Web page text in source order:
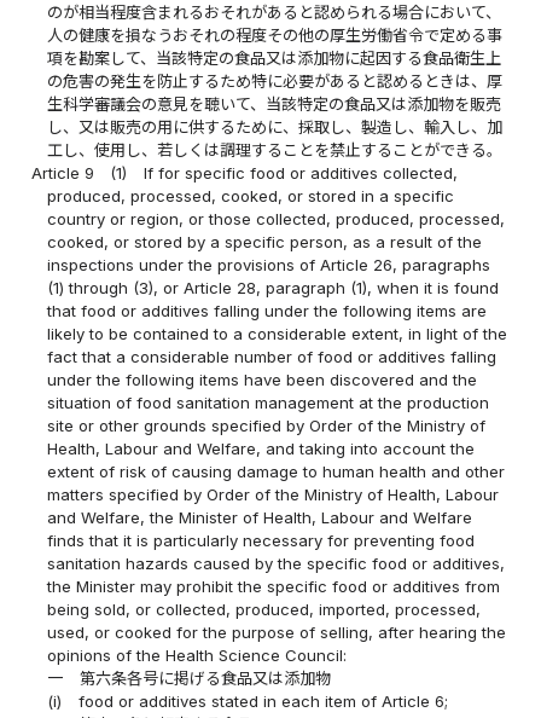
のが相当程度含まれるおそれがあると認められる場合において、
人の健康を損なうおそれの程度その他の厚生労働省令で定める事
項を勘案して、当該特定の食品又は添加物に起因する食品衛生上
の危害の発生を防止するため特に必要があると認めるときは、厚
生科学審議会の意見を聴いて、当該特定の食品又は添加物を販売
し、又は販売の用に供するために、採取し、製造し、輸入し、加
工し、使用し、若しくは調理することを禁止することができる。
Article 9
(1)
If for specific food or additives collected,
produced, processed, cooked, or stored in a specific
country or region, or those collected, produced, processed,
cooked, or stored by a specific person, as a result of the
inspections under the provisions of Article 26, paragraphs
(1) through (3), or Article 28, paragraph (1), when it is found
that food or additives falling under the following items are
likely to be contained to a considerable extent, in light of the
fact that a considerable number of food or additives falling
under the following items have been discovered and the
situation of food sanitation management at the production
site or other grounds specified by Order of the Ministry of
Health, Labour and Welfare, and taking into account the
extent of risk of causing damage to human health and other
matters specified by Order of the Ministry of Health, Labour
and Welfare, the Minister of Health, Labour and Welfare
finds that it is particularly necessary for preventing food
sanitation hazards caused by the specific food or additives,
the Minister may prohibit the specific food or additives from
being sold, or collected, produced, imported, processed,
used, or cooked for the purpose of selling, after hearing the
opinions of the Health Science Council:
一
第六条各号に掲げる食品又は添加物
(i)
food or additives stated in each item of Article 6;